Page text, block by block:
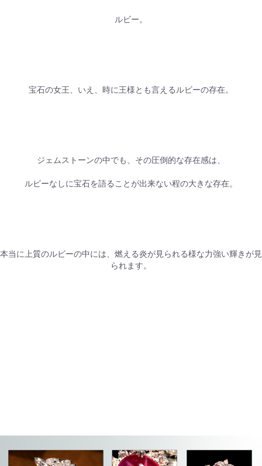
ルビー。
宝石の女王、いえ、時に王様とも言えるルビーの存在。
ジェムストーンの中でも、その圧倒的な存在感は、
ルビーなしに宝石を語ることが出来ない程の大きな存在。
本当に上質のルビーの中には、燃える炎が見られる様な力強い輝きが見
られます。